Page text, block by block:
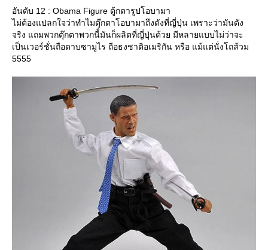
อันดับ 12 : Obama Figure ตู้กตารูปโอบามา
ไม่ต้องแปลกใจว่าทำไมตุ๊กตาโอบามาถึงดังที่ญี่ปุ่น เพราะว่ามันดัง
จริง แถมพวกตุ๊กตาพวกนี้่มันก็ผลิตที่ญี่ปุ่นด้วย มีหลายแบบไม่ว่าจะ
เป็นเวอร์ชั่นถือดาบซามูไร ถือธงชาติอเมริกัน หรือ แม้แต่นั่งโถส้วม
5555